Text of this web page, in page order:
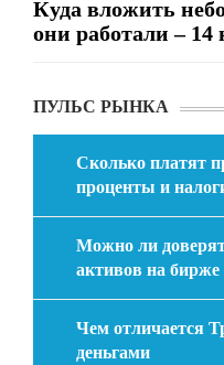
Куда вложить
они работали –
ПУЛЬС РЫНКА
Сколько платят
проценты и
Можно ли
активов на бирже
Чем отличается
деньгами